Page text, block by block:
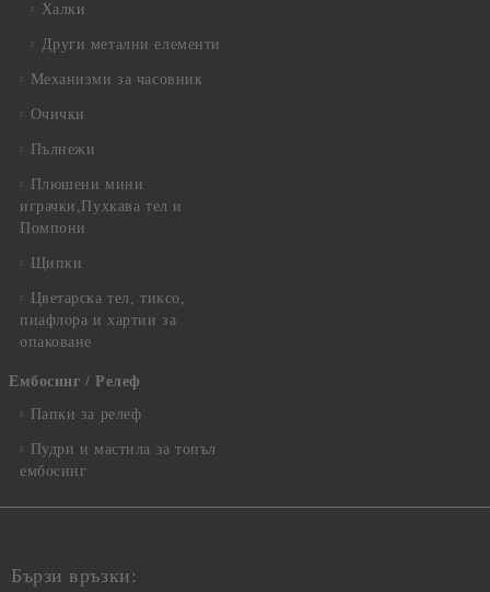
Халки
Други метални елементи
Механизми за часовник
Очички
Пълнежи
Плюшени мини
играчки,Пухкава тел и
Помпони
Щипки
Цветарска тел, тиксо,
пиафлора и хартии за
опаковане
Ембосинг / Релеф
Папки за релеф
Пудри и мастила за топъл
ембосинг
Бързи връзки: